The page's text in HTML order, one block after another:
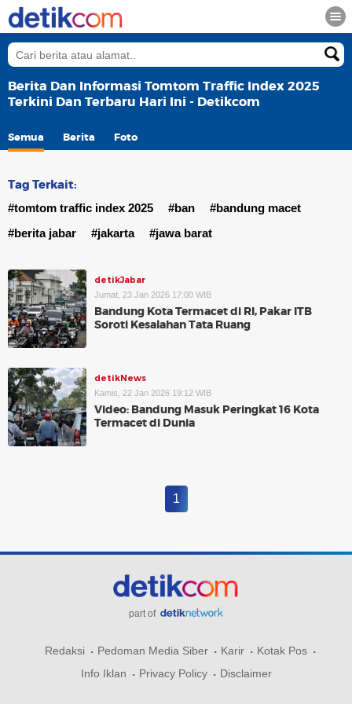
Berita Dan Informasi Tomtom Traffic Index 2025
Terkini Dan Terbaru Hari Ini - Detikcom
Semua Berita Foto
Tag Terkait:
#tomtom traffic index 2025 #ban
#bandung macet
#berita jabar
#jakarta #jawa barat
detikJabar
Jumat, 23 Jan 2026 17:00 WIB
Bandung Kota Termacet di RI, Pakar ITB
Soroti Kesalahan Tata Ruang
detikNews
Kamis, 22 Jan 2026 19:12 WIB
Video: Bandung Masuk Peringkat 16 Kota
Termacet di Dunia
1
part of
Redaksi Pedoman Media Siber Karir
Kotak Pos
Info Iklan
Privacy Policy Disclaimer